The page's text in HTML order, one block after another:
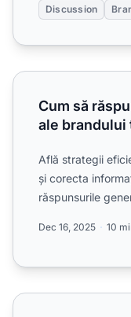
Discussion
Cum să răspunzi la
Cum să
ale brandului
Află strategii
și corecta
răspunsurile
Dec 16, 2025 10
Cum să-ți protejezi